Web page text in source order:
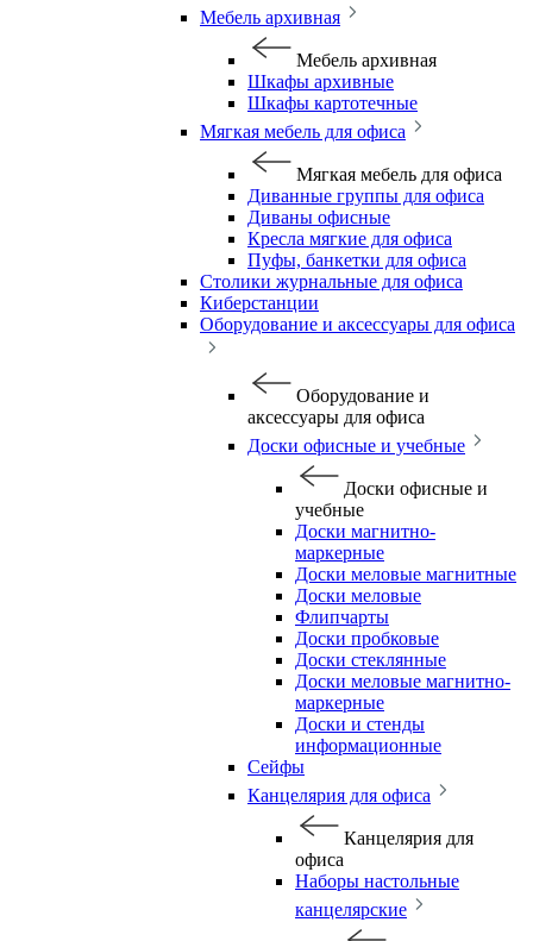
Мебель архивная
Мебель архивная
Шкафы архивные
Шкафы картотечные
Мягкая мебель для офиса
Мягкая мебель для офиса
Диванные группы для офиса
Диваны офисные
Кресла мягкие для офиса
Пуфы, банкетки для офиса
Столики журнальные для офиса
Киберстанции
Оборудование и аксессуары для офиса
Оборудование и
аксессуары для офиса
Доски офисные и учебные
Доски офисные и
учебные
Доски магнитно-
маркерные
Доски меловые магнитные
Доски меловые
Флипчарты
Доски пробковые
Доски стеклянные
Доски меловые магнитно-
маркерные
Доски и стенды
информационные
Сейфы
Канцелярия для офиса
Канцелярия для
офиса
Наборы настольные
канцелярские